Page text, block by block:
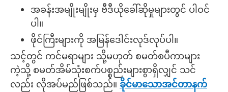
အခန်းအမျိုးမျိုးမှ ဗီဒီယိုခေါ်ဆိုမှုများတွင် ပါဝင်
ပါ။
ဖိုင်ကြီးများကို အမြန်ဒေါင်းလုဒ်လုပ်ပါ။
သင့်တွင် ကင်မရာများ သို့မဟုတ် စမတ်စပီကာများ
ကဲ့သို့ စမတ်အိမ်သုံးစက်ပစ္စည်းများစွာရှိလျှင် သင်
လည်း လိုအပ်မည်ဖြစ်သည်။ ခိုင်မာသောအင်တာနက်